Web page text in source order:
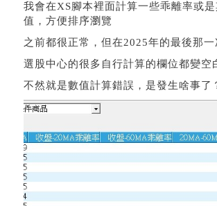
我會在XS腳本裡面計算一些乖離率或
值，方便排序瀏覽
之前都很正常，但在2025年的最後那一
選股中心的很多自行計算的欄位都變空
不然就是數值計算錯誤，是發生啥事了